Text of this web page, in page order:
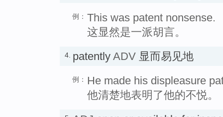
例： This was patent nonsense.
这显然是一派胡言。
4. patently ADV 显而易见地
例： He made his displeasure
他清楚地表明了他的不悦。